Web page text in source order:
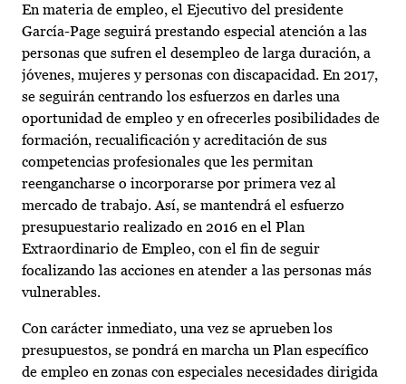
En materia de empleo, el Ejecutivo del presidente
García-Page seguirá prestando especial atención a las
personas que sufren el desempleo de larga duración, a
jóvenes, mujeres y personas con discapacidad. En 2017,
se seguirán centrando los esfuerzos en darles una
oportunidad de empleo y en ofrecerles posibilidades de
formación, recualificación y acreditación de sus
competencias profesionales que les permitan
reengancharse o incorporarse por primera vez al
mercado de trabajo. Así, se mantendrá el esfuerzo
presupuestario realizado en 2016 en el Plan
Extraordinario de Empleo, con el fin de seguir
focalizando las acciones en atender a las personas más
vulnerables.
Con carácter inmediato, una vez se aprueben los
presupuestos, se pondrá en marcha un Plan específico
de empleo en zonas con especiales necesidades dirigida